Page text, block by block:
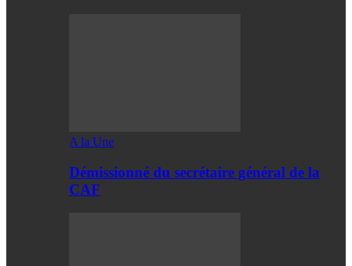
A la Une
Démissionné du secrétaire général de la
CAF